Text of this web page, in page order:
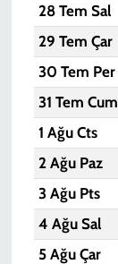
28 Tem Sal
29 Tem Çar
30 Tem Per
31 Tem Cum
1 Ağu Cts
2 Ağu Paz
3 Ağu Pts
4 Ağu Sal
5 Ağu Çar